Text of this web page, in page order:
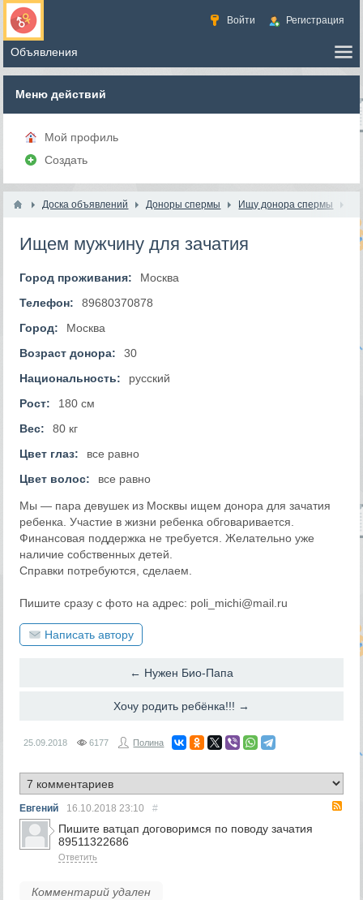
Войти Регистрация
Меню действий
Мой профиль
Создать
Доска объявлений Доноры спермы Ищу донора спермы
Ищем мужчину для зачатия
Город проживания:
Москва
Телефон:
89680370878
Город:
Москва
Возраст донора:
30
Национальность:
русский
Рост:
180 см
Вес:
80 кг
Цвет глаз:
все равно
Цвет волос:
все равно
Мы — пара девушек из Москвы ищем донора для зачатия
ребенка. Участие в жизни ребенка обговаривается.
Финансовая поддержка не требуется. Желательно уже
наличие собственных детей.
Справки потребуются, сделаем.
Пишите сразу с фото на адрес: poli_michi@mail.ru
Написать автору
← Нужен Био-Папа
Хочу родить ребёнка!!! →
25.09.2018 6177 Полина
Евгений 16.10.2018 23:10 #
Пишите ватцап договоримся по поводу зачатия
89511322686
Ответить
Комментарий удален